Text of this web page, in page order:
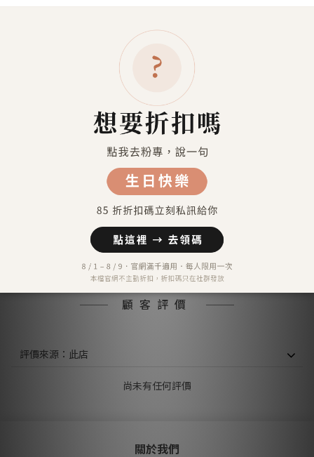
送貨及付款方式
送貨方式
7-11超商取貨 付款（約4-5天送達）
7-11超商取貨不付款 （約4-5天送達）
宅配到府（金門／馬祖／澎湖 外島地區除外）
金門／馬祖／澎湖 等外島地區（郵寄）
港澳地區（順豐運費到付）
付款方式
信用卡付款（SHOPLINE Pay）
Apple Pay
7-11 超商取貨付款
LINE Pay
匯款 (台灣脈騰指定帳號)
信用卡分期付款-三期
顧客評價
尚未有任何評價
關於我們